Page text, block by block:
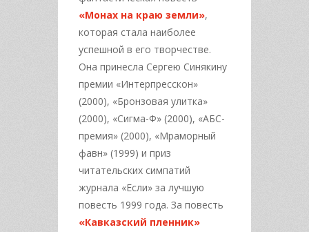
«Монах на краю земли»,
которая стала наиболее
успешной в его творчестве.
Она принесла Сергею Синякину
премии «Интерпресскон»
(2000), «Бронзовая улитка»
(2000), «Сигма-Ф» (2000), «АБС-
премия» (2000), «Мраморный
фавн» (1999) и приз
читательских симпатий
журнала «Если» за лучшую
повесть 1999 года. За повесть
«Кавказский пленник»